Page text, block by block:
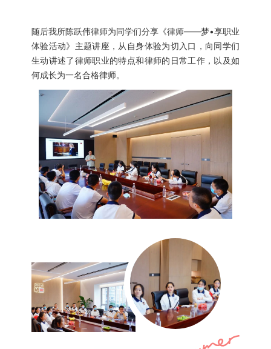
随后我所陈跃伟律师为同学们分享《律师——梦•享职业
体验活动》主题讲座，从自身体验为切入口，向同学们
生动讲述了律师职业的特点和律师的日常工作，以及如
何成长为一名合格律师。